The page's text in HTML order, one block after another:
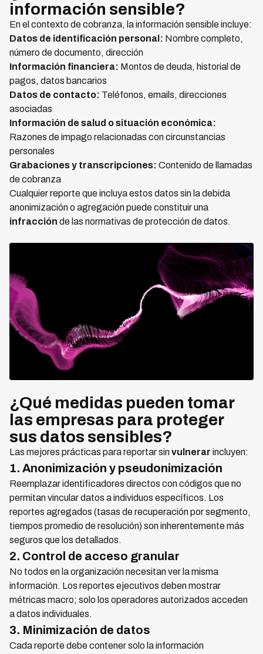
información sensible?
En el contexto de cobranza, la información sensible incluye:
Datos de identificación personal: Nombre completo,
número de documento, dirección
Información financiera: Montos de deuda, historial de
pagos, datos bancarios
Datos de contacto: Teléfonos, emails, direcciones
asociadas
Información de salud o situación económica:
Razones de impago relacionadas con circunstancias
personales
Grabaciones y transcripciones: Contenido de llamadas
de cobranza
Cualquier reporte que incluya estos datos sin la debida
anonimización o agregación puede constituir una
infracción de las normativas de protección de datos.
¿Qué medidas pueden tomar
las empresas para proteger
sus datos sensibles?
Las mejores prácticas para reportar sinvulnerar incluyen:
1. Anonimización y pseudonimización
Reemplazar identificadores directos con códigos que no
permitan vincular datos a individuos específicos. Los
reportes agregados (tasas de recuperación por segmento,
tiempos promedio de resolución) son inherentemente más
seguros que los detallados.
2. Control de acceso granular
No todos en la organización necesitan ver la misma
información. Los reportes ejecutivos deben mostrar
métricas macro; solo los operadores autorizados acceden
a datos individuales.
3. Minimización de datos
Cada reporte debe contener solo la información